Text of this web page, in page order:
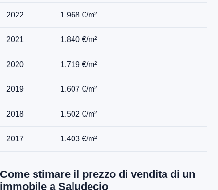
2022 1.968 €/m²
2021 1.840 €/m²
2020 1.719 €/m²
2019 1.607 €/m²
2018 1.502 €/m²
2017 1.403 €/m²
Come stimare il prezzo di vendita di un
immobile a Saludecio